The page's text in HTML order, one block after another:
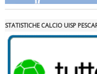
La formazione Uisp
STATISTICHE CALCIO UISP